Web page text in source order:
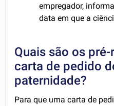
empregador,
data em que a
Quais são os
carta de pedido
paternidade?
Para que uma carta de